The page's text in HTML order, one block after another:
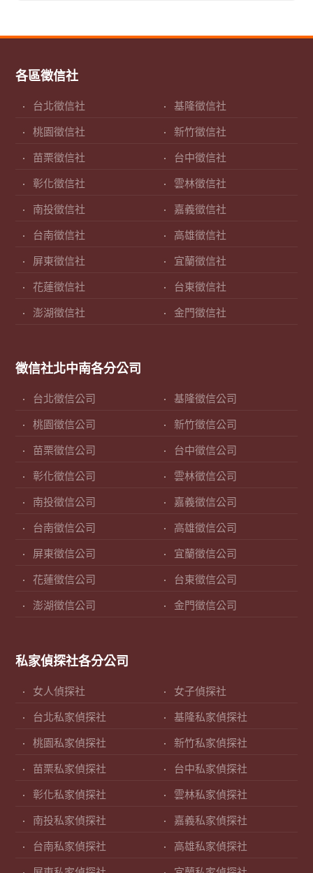
各區徵信社
台北徵信社 基隆徵信社
桃園徵信社 新竹徵信社
苗栗徵信社 台中徵信社
彰化徵信社 雲林徵信社
南投徵信社 嘉義徵信社
台南徵信社 高雄徵信社
屏東徵信社 宜蘭徵信社
花蓮徵信社 台東徵信社
澎湖徵信社 金門徵信社
徵信社北中南各分公司
台北徵信公司 基隆徵信公司
桃園徵信公司 新竹徵信公司
苗栗徵信公司 台中徵信公司
彰化徵信公司 雲林徵信公司
南投徵信公司 嘉義徵信公司
台南徵信公司 高雄徵信公司
屏東徵信公司 宜蘭徵信公司
花蓮徵信公司 台東徵信公司
澎湖徵信公司 金門徵信公司
私家偵探社各分公司
女人偵探社 女子偵探社
台北私家偵探社 基隆私家偵探社
桃園私家偵探社 新竹私家偵探社
苗栗私家偵探社 台中私家偵探社
彰化私家偵探社 雲林私家偵探社
南投私家偵探社 嘉義私家偵探社
台南私家偵探社 高雄私家偵探社